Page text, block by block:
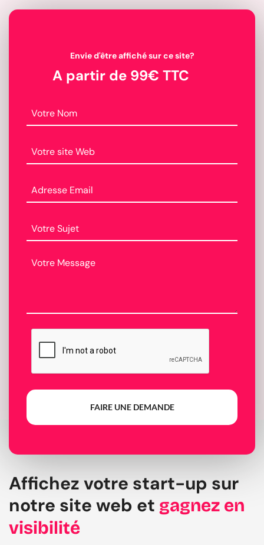
Envie d'être affiché sur ce site?
A partir de 99€ TTC
FAIRE UNE DEMANDE
Affichez votre start-up sur
notre site web et gagnez en
visibilité